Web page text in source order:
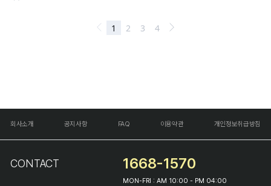
회사소개 공지사항 FAQ 이용약관 개인정보취급방침
CONTACT 1668-1570
MON-FRI : AM 10:00 - PM 04:00